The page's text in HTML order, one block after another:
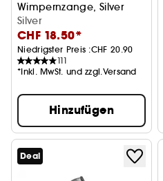
Wimpernzange, Silver
Silver
CHF 18.50*
Niedrigster Preis :CHF 20.90
111
*Inkl. MwSt. und zzgl.Versand
Hinzufügen
Deal